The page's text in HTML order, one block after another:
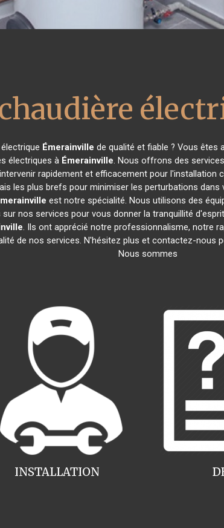
Émerainville de qualité et fiable ? Vous êtes
électriques à Émerainville. Nous offrons des
rapidement et efficacement pour l'installation
les plus brefs pour minimiser les perturbations
est notre spécialité. Nous utilisons des
nos services pour vous donner la tranquillité
. Ils ont apprécié notre professionnalisme, notre
de nos services. N'hésitez plus et contactez-nous
Nous sommes
INSTALLATION